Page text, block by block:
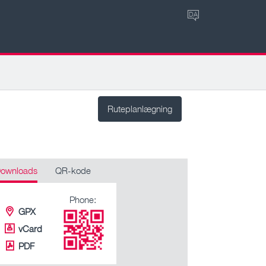
DA
Ruteplanlægning
QR-kode
GPX
vCard
PDF
Phone: